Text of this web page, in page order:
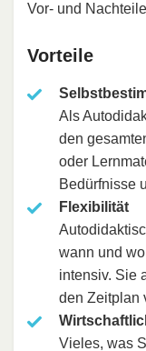
Vor- und
Vorteile
Als
den
oder
Bedürfnisse
Flexibilität
wann und
intensiv. Sie
den Zeitplan
Vieles, was